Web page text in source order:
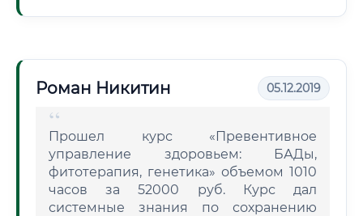
Роман Никитин 05.12.2019
Прошел курс «Превентивное
управление здоровьем: БАДы,
фитотерапия, генетика» объемом 1010
часов за 52000 руб. Курс дал
системные знания по сохранению